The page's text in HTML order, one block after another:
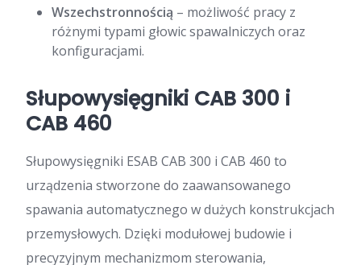
Wszechstronnością – możliwość pracy z
różnymi typami głowic spawalniczych oraz
konfiguracjami.
Słupowysięgniki CAB 300 i
CAB 460
Słupowysięgniki ESAB CAB 300 i CAB 460 to
urządzenia stworzone do zaawansowanego
spawania automatycznego w dużych konstrukcjach
przemysłowych. Dzięki modułowej budowie i
precyzyjnym mechanizmom sterowania,